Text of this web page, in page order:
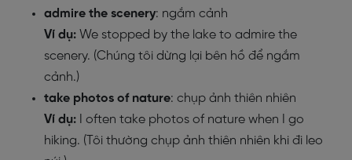
admire the scenery: ngắm cảnh
Ví dụ: We stopped by the lake to admire the
scenery. (Chúng tôi dừng lại bên hồ để ngắm
cảnh.)
take photos of nature: chụp ảnh thiên nhiên
Ví dụ: I often take photos of nature when I go
hiking. (Tôi thường chụp ảnh thiên nhiên khi đi leo